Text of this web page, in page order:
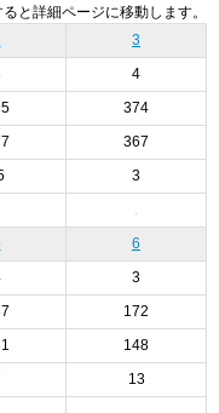
と詳細ページに移動します。
3
4
374
367
3
6
3
172
148
13